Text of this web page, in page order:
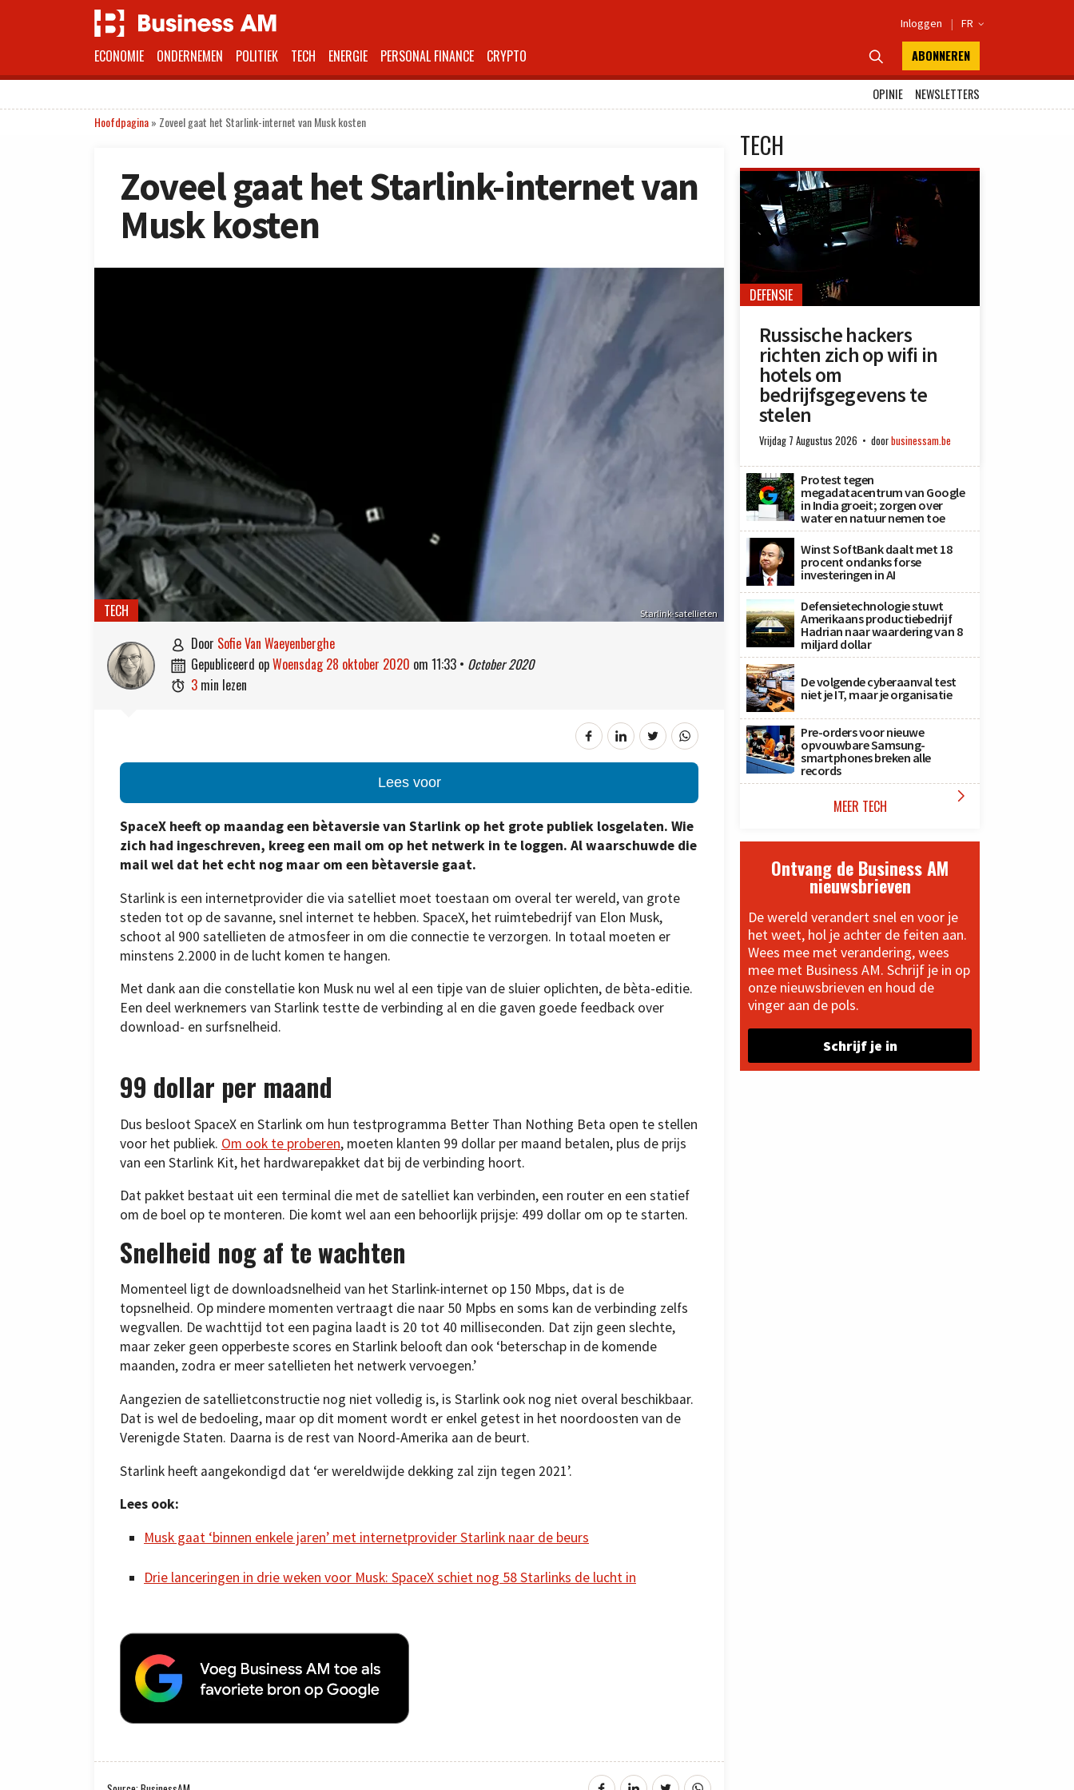
Inloggen | FR 
ECONOMIE ONDERNEMEN POLITIEK TECH ENERGIE PERSONAL FINANCE CRYPTO  ABONNEREN
OPINIE
NEWSLETTERS
Hoofdpagina» Zoveel gaat het Starlink-internet van Musk kosten
Zoveel gaat het Starlink-internet van
Musk kosten
Starlink-satellieten
TECH
 door Sofie Van Waeyenberghe
 gepubliceerd op woensdag 28 oktober 2020 om 11:33 • October 2020
 3 min lezen
Lees voor
SpaceX heeft op maandag een bètaversie van Starlink op het grote publiek losgelaten. Wie
zich had ingeschreven, kreeg een mail om op het netwerk in te loggen. Al waarschuwde die
mail wel dat het echt nog maar om een bètaversie gaat.
Starlink is een internetprovider die via satelliet moet toestaan om overal ter wereld, van grote
steden tot op de savanne, snel internet te hebben. SpaceX, het ruimtebedrijf van Elon Musk,
schoot al 900 satellieten de atmosfeer in om die connectie te verzorgen. In totaal moeten er
minstens 2.2000 in de lucht komen te hangen.
Met dank aan die constellatie kon Musk nu wel al een tipje van de sluier oplichten, de bèta-editie.
Een deel werknemers van Starlink testte de verbinding al en die gaven goede feedback over
download- en surfsnelheid.
99 dollar per maand
Dus besloot SpaceX en Starlink om hun testprogramma Better Than Nothing Beta open te stellen
voor het publiek. Om ook te proberen, moeten klanten 99 dollar per maand betalen, plus de prijs
van een Starlink Kit, het hardwarepakket dat bij de verbinding hoort.
Dat pakket bestaat uit een terminal die met de satelliet kan verbinden, een router en een statief
om de boel op te monteren. Die komt wel aan een behoorlijk prijsje: 499 dollar om op te starten.
Snelheid nog af te wachten
Momenteel ligt de downloadsnelheid van het Starlink-internet op 150 Mbps, dat is de
topsnelheid. Op mindere momenten vertraagt die naar 50 Mpbs en soms kan de verbinding zelfs
wegvallen. De wachttijd tot een pagina laadt is 20 tot 40 milliseconden. Dat zijn geen slechte,
maar zeker geen opperbeste scores en Starlink belooft dan ook ‘beterschap in de komende
maanden, zodra er meer satellieten het netwerk vervoegen.’
Aangezien de satellietconstructie nog niet volledig is, is Starlink ook nog niet overal beschikbaar.
Dat is wel de bedoeling, maar op dit moment wordt er enkel getest in het noordoosten van de
Verenigde Staten. Daarna is de rest van Noord-Amerika aan de beurt.
Starlink heeft aangekondigd dat ‘er wereldwijde dekking zal zijn tegen 2021’.
Lees ook:
Musk gaat ‘binnen enkele jaren’ met internetprovider Starlink naar de beurs
Drie lanceringen in drie weken voor Musk: SpaceX schiet nog 58 Starlinks de lucht in
TECH
DEFENSIE
Russische hackers
richten zich op wifi in
hotels om
bedrijfsgegevens te
stelen
Vrijdag 7 Augustus 2026 doorbusinessam.be
Protest tegen
megadatacentrum van Google
in India groeit; zorgen over
water en natuur nemen toe
Winst SoftBank daalt met 18
procent ondanks forse
investeringen in AI
Defensietechnologie stuwt
Amerikaans productiebedrijf
Hadrian naar waardering van 8
miljard dollar
De volgende cyberaanval test
niet je IT, maar je organisatie
Pre-orders voor nieuwe
opvouwbare Samsung-
smartphones breken alle
records
MEER TECH 
Ontvang de Business AM
nieuwsbrieven
De wereld verandert snel en voor je
het weet, hol je achter de feiten aan.
Wees mee met verandering, wees
mee met Business AM. Schrijf je in op
onze nieuwsbrieven en houd de
vinger aan de pols.
Schrijf je in